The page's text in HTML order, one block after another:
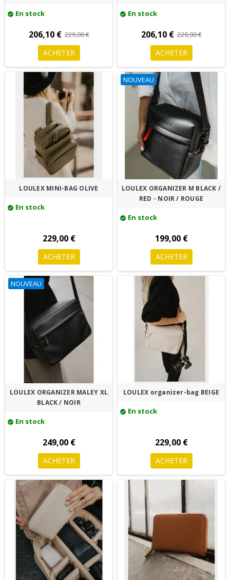
check_circle En stock
206,10 € 229,00 €
ACHETER
check_circle En stock
206,10 € 229,00 €
ACHETER
LOULEX MINI-BAG OLIVE
check_circle En stock
229,00 €
ACHETER
NOUVEAU
LOULEX ORGANIZER M BLACK /
RED - NOIR / ROUGE
check_circle En stock
199,00 €
ACHETER
NOUVEAU
LOULEX ORGANIZER MALEY XL
BLACK / NOIR
check_circle En stock
249,00 €
ACHETER
LOULEX organizer-bag BEIGE
check_circle En stock
229,00 €
ACHETER